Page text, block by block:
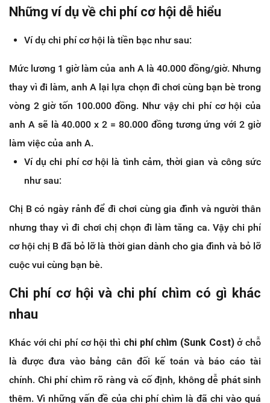
Những ví dụ về chi phí cơ hội dễ hiểu
Ví dụ chi phí cơ hội là tiền bạc như sau:
Mức lương 1 giờ làm của anh A là 40.000 đồng/giờ. Nhưng
thay vì đi làm, anh A lại lựa chọn đi chơi cùng bạn bè trong
vòng 2 giờ tốn 100.000 đồng. Như vậy chi phí cơ hội của
anh A sẽ là 40.000 x 2 = 80.000 đồng tương ứng với 2 giờ
làm việc của anh A.
Ví dụ chi phí cơ hội là tình cảm, thời gian và công sức
như sau:
Chị B có ngày rảnh để đi chơi cùng gia đình và người thân
nhưng thay vì đi chơi chị chọn đi làm tăng ca. Vậy chi phí
cơ hội chị B đã bỏ lỡ là thời gian dành cho gia đình và bỏ lỡ
cuộc vui cùng bạn bè.
Chi phí cơ hội và chi phí chìm có gì khác
nhau
Khác với chi phí cơ hội thì chi phí chìm (Sunk Cost)ở chỗ
là được đưa vào bảng cân đối kế toán và báo cáo tài
chính. Chi phí chìm rõ ràng và cố định, không dễ phát sinh
thêm. Vì những vấn đề của chi phí chìm là đã chi vào quá